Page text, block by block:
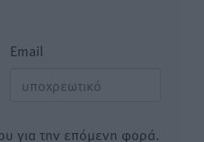
Email
για την επόμενη φορά.